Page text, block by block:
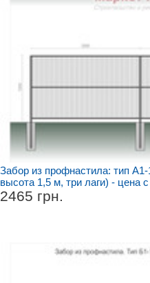
Забор из профнастила: тип
высота 1,5 м, три лаги) - цена
2465 грн.